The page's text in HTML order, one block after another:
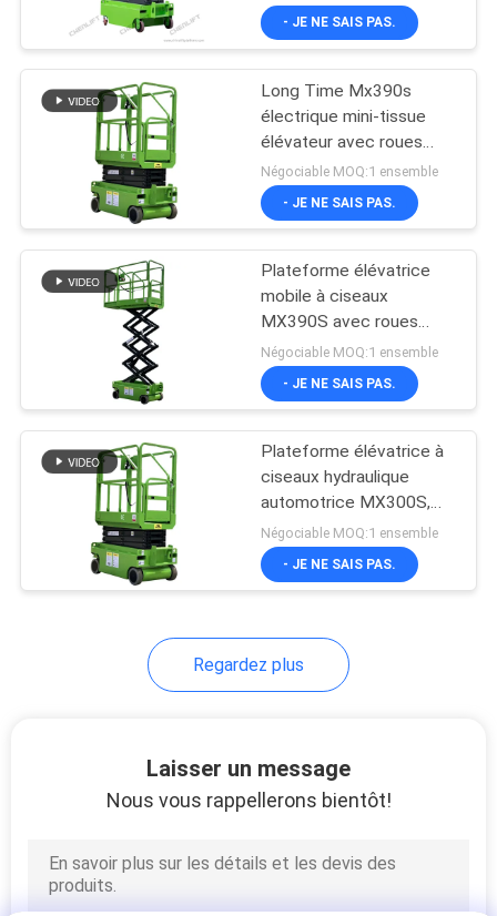
ascenseur de boom
Récolteuse
électrique d'ordre
Chariot élévateur
portable
sans huile
kg capacité de charge
- JE NE SAIS PAS.
Long Time Mx390s
électrique mini-tissue
élévateur avec roues
tournantes hydrauliques
Négociable MOQ:1 ensemble
- JE NE SAIS PAS.
Plateforme élévatrice
mobile à ciseaux
MX390S avec roues
pivotantes hydrauliques
et certification CE
Négociable MOQ:1 ensemble
- JE NE SAIS PAS.
Plateforme élévatrice à
ciseaux hydraulique
automotrice MX300S,
couleur verte, longue
durée de vie
Négociable MOQ:1 ensemble
- JE NE SAIS PAS.
Regardez plus
Laisser un message
Nous vous rappellerons bientôt!